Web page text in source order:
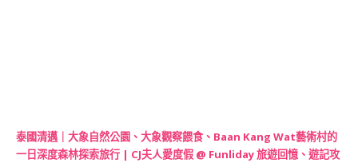
泰國清邁｜大象自然公園、大象觀察餵食、Baan Kang Wat藝術村的
一日深度森林探索旅行 | CJ夫人愛度假 @ Funliday 旅遊回憶、遊記攻